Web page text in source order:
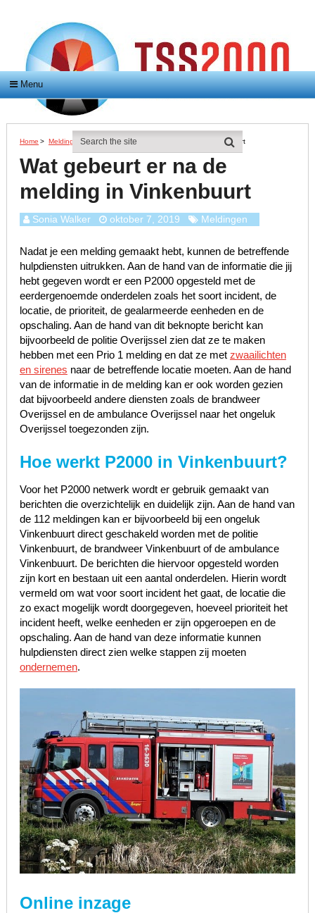
Menu
Home > Meldingen > Wat Gebeurt Er Na De Melding In Vinkenbuurt
Wat gebeurt er na de
melding in Vinkenbuurt
Sonia Walker oktober 7, 2019 Meldingen
Nadat je een melding gemaakt hebt, kunnen de betreffende
hulpdiensten uitrukken. Aan de hand van de informatie die jij
hebt gegeven wordt er een P2000 opgesteld met de
eerdergenoemde onderdelen zoals het soort incident, de
locatie, de prioriteit, de gealarmeerde eenheden en de
opschaling. Aan de hand van dit beknopte bericht kan
bijvoorbeeld de politie Overijssel zien dat ze te maken
hebben met een Prio 1 melding en dat ze met zwaailichten
en sirenes naar de betreffende locatie moeten. Aan de hand
van de informatie in de melding kan er ook worden gezien
dat bijvoorbeeld andere diensten zoals de brandweer
Overijssel en de ambulance Overijssel naar het ongeluk
Overijssel toegezonden zijn.
Hoe werkt P2000 in Vinkenbuurt?
Voor het P2000 netwerk wordt er gebruik gemaakt van
berichten die overzichtelijk en duidelijk zijn. Aan de hand van
de 112 meldingen kan er bijvoorbeeld bij een ongeluk
Vinkenbuurt direct geschakeld worden met de politie
Vinkenbuurt, de brandweer Vinkenbuurt of de ambulance
Vinkenbuurt. De berichten die hiervoor opgesteld worden
zijn kort en bestaan uit een aantal onderdelen. Hierin wordt
vermeld om wat voor soort incident het gaat, de locatie die
zo exact mogelijk wordt doorgegeven, hoeveel prioriteit het
incident heeft, welke eenheden er zijn opgeroepen en de
opschaling. Aan de hand van deze informatie kunnen
hulpdiensten direct zien welke stappen zij moeten
ondernemen.
Online inzage